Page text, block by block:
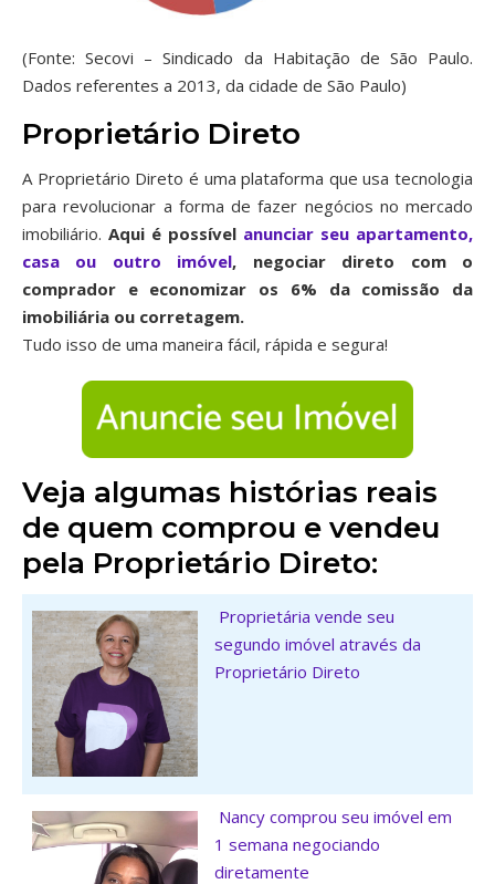
(Fonte: Secovi – Sindicado da Habitação de São Paulo.
Dados referentes a 2013, da cidade de São Paulo)
Proprietário Direto
A Proprietário Direto é uma plataforma que usa tecnologia
para revolucionar a forma de fazer negócios no mercado
imobiliário. Aqui é possível anunciar seu apartamento,
casa ou outro imóvel, negociar direto com o
comprador e economizar os 6% da comissão da
imobiliária ou corretagem.
Tudo isso de uma maneira fácil, rápida e segura!
Veja algumas histórias reais
de quem comprou e vendeu
pela Proprietário Direto:
Proprietária vende seu
segundo imóvel através da
Proprietário Direto
Nancy comprou seu imóvel em
1 semana negociando
diretamente